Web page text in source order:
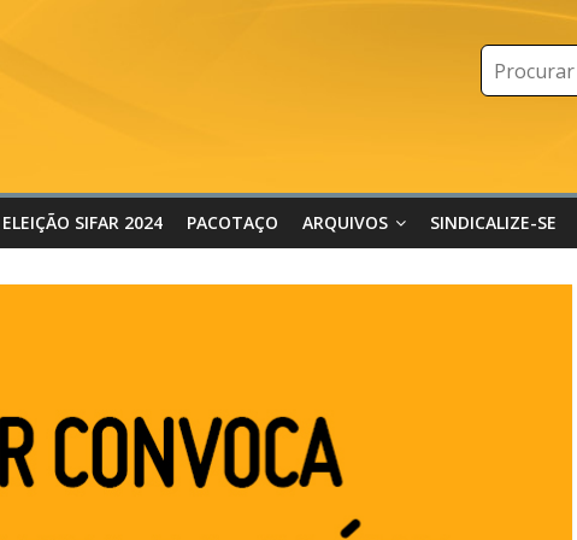
ELEIÇÃO SIFAR 2024 PACOTAÇO ARQUIVOS SINDICALIZE-SE